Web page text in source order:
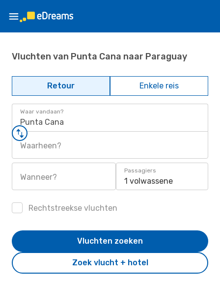
Vluchten van Punta Cana naar Paraguay
Retour Enkele reis
Waar vandaan?
Punta Cana
Waarheen?
Wanneer?
Passagiers
1 volwassene
Rechtstreekse vluchten
Zoek vlucht + hotel
Vluchten zoeken